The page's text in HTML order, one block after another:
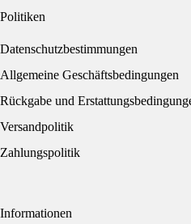
Politiken
Datenschutzbestimmungen
Allgemeine Geschäftsbedingungen
Rückgabe und
Versandpolitik
Zahlungspolitik
Informationen